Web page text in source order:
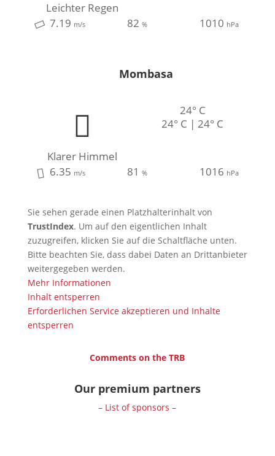
Leichter Regen
7.19 m/s 82% 1010 hPa
Mombasa
Klarer Himmel
24° C
24° C | 24° C
6.35 m/s 81% 1016 hPa
Sie sehen gerade einen Platzhalterinhalt von
TrustIndex. Um auf den eigentlichen Inhalt
zuzugreifen, klicken Sie auf die Schaltfläche unten.
Bitte beachten Sie, dass dabei Daten an Drittanbieter
weitergegeben werden.
Mehr Informationen
Inhalt entsperren
Erforderlichen Service akzeptieren und Inhalte
entsperren
Comments on the TRB
Our premium partners
– List of sponsors –